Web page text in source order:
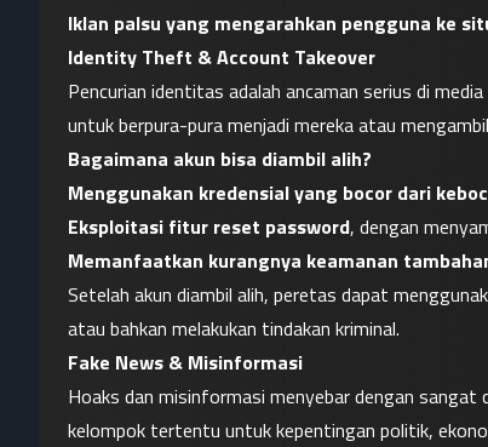
Iklan palsu yang mengarahkan pengguna ke
Identity Theft & Account Takeover
Pencurian identitas adalah ancaman serius di
untuk berpura-pura menjadi mereka atau
Bagaimana akun bisa diambil alih?
Menggunakan kredensial yang bocor dari
Eksploitasi fitur reset password, dengan
Memanfaatkan kurangnya keamanan
Setelah akun diambil alih, peretas dapat
atau bahkan melakukan tindakan kriminal.
Fake News & Misinformasi
Hoaks dan misinformasi menyebar dengan
kelompok tertentu untuk kepentingan politik,